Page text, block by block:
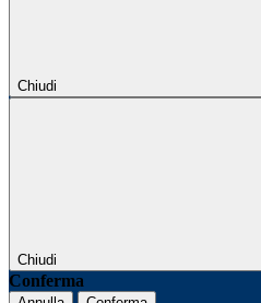
Chiudi
Chiudi
Conferma